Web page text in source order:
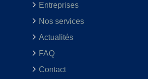
Entreprises
Nos services
Actualités
FAQ
Contact